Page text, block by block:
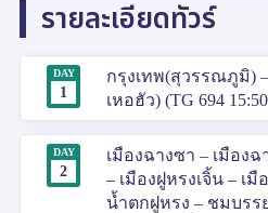
รายละเอียดทัวร์
DAY
1
กรุงเทพ(สุวรรณภูมิ)
เหอฮัว) (TG 694
DAY
2
เมืองฉางซา – เมืองฉ
– เมืองฝูหรงเจิ้น – เ
น้ำตกฝูหรง – ชมบรร